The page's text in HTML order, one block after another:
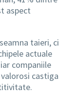
aspect
taieri, ci
actuale
companiile
castiga